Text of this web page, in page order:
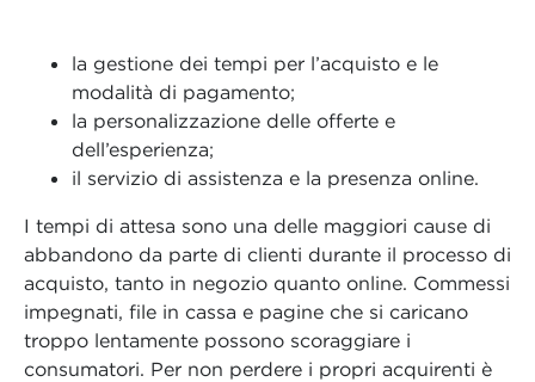
la gestione dei tempi per l’acquisto e le
modalità di pagamento;
la personalizzazione delle offerte e
dell’esperienza;
il servizio di assistenza e la presenza online.
I tempi di attesa sono una delle maggiori cause di
abbandono da parte di clienti durante il processo di
acquisto, tanto in negozio quanto online. Commessi
impegnati, file in cassa e pagine che si caricano
troppo lentamente possono scoraggiare i
consumatori. Per non perdere i propri acquirenti è